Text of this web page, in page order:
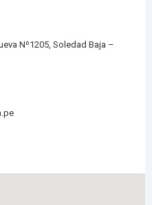
Nº1205, Soledad Baja –